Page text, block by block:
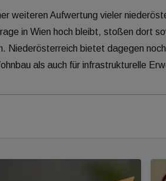
weiteren Aufwertung vieler
in Wien hoch bleibt, stoßen dort
Niederösterreich bietet dagegen noch
als auch für infrastrukturelle